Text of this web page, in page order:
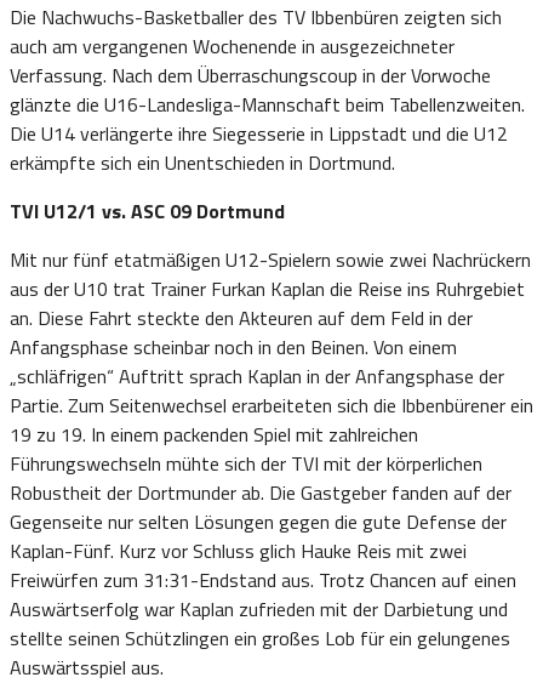
Die Nachwuchs-Basketballer des TV Ibbenbüren zeigten sich
auch am vergangenen Wochenende in ausgezeichneter
Verfassung. Nach dem Überraschungscoup in der Vorwoche
glänzte die U16-Landesliga-Mannschaft beim Tabellenzweiten.
Die U14 verlängerte ihre Siegesserie in Lippstadt und die U12
erkämpfte sich ein Unentschieden in Dortmund.
TVI U12/1 vs. ASC 09 Dortmund
Mit nur fünf etatmäßigen U12-Spielern sowie zwei Nachrückern
aus der U10 trat Trainer Furkan Kaplan die Reise ins Ruhrgebiet
an. Diese Fahrt steckte den Akteuren auf dem Feld in der
Anfangsphase scheinbar noch in den Beinen. Von einem
„schläfrigen“ Auftritt sprach Kaplan in der Anfangsphase der
Partie. Zum Seitenwechsel erarbeiteten sich die Ibbenbürener ein
19 zu 19. In einem packenden Spiel mit zahlreichen
Führungswechseln mühte sich der TVI mit der körperlichen
Robustheit der Dortmunder ab. Die Gastgeber fanden auf der
Gegenseite nur selten Lösungen gegen die gute Defense der
Kaplan-Fünf. Kurz vor Schluss glich Hauke Reis mit zwei
Freiwürfen zum 31:31-Endstand aus. Trotz Chancen auf einen
Auswärtserfolg war Kaplan zufrieden mit der Darbietung und
stellte seinen Schützlingen ein großes Lob für ein gelungenes
Auswärtsspiel aus.